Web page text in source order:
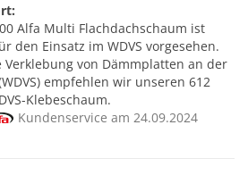
Alfa Multi Flachdachschaum ist
den Einsatz im WDVS vorgesehen.
Verklebung von Dämmplatten an der
empfehlen wir unseren 612
Klebeschaum.
Kundenservice am 24.09.2024